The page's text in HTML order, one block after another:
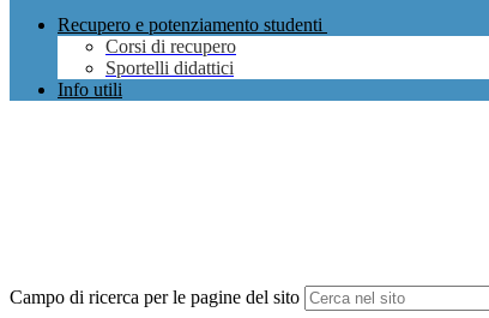
Recupero e potenziamento studenti
Corsi di recupero
Sportelli didattici
Info utili
Campo di ricerca per le pagine del sito